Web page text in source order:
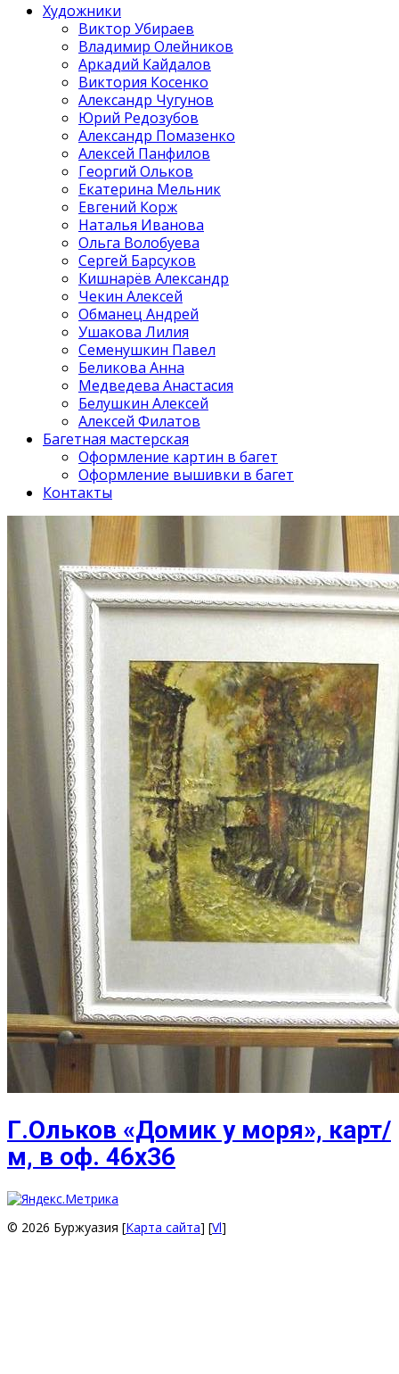
Художники
Виктор Убираев
Владимир Олейников
Аркадий Кайдалов
Виктория Косенко
Александр Чугунов
Юрий Редозубов
Александр Помазенко
Алексей Панфилов
Георгий Ольков
Екатерина Мельник
Евгений Корж
Наталья Иванова
Ольга Волобуева
Сергей Барсуков
Кишнарёв Александр
Чекин Алексей
Обманец Андрей
Ушакова Лилия
Семенушкин Павел
Беликова Анна
Медведева Анастасия
Белушкин Алексей
Алексей Филатов
Багетная мастерская
Оформление картин в багет
Оформление вышивки в багет
Контакты
Г.Ольков «Домик у моря», карт/
м, в оф. 46х36
© 2026 Буржуазия [Карта сайта] [Vl]